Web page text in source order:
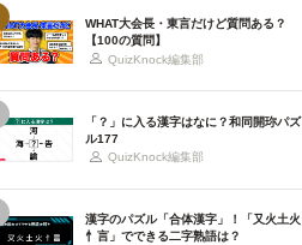
WHAT大会長・東言だけど質問ある？
【100の質問】
QuizKnock編集部
「？」に入る漢字はなに？和同開珎パズ
ル177
QuizKnock編集部
漢字のパズル「合体漢字」！「又火土火
忄言」でできる二字熟語は？